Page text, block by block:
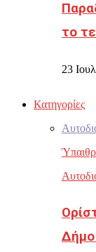
το
23
Κατηγορίες